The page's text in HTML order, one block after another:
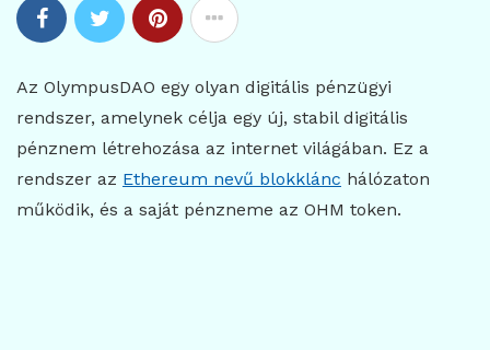
Az OlympusDAO egy olyan digitális pénzügyi
rendszer, amelynek célja egy új, stabil digitális
pénznem létrehozása az internet világában. Ez a
rendszer az Ethereum nevű blokklánc hálózaton
működik, és a saját pénzneme az OHM token.